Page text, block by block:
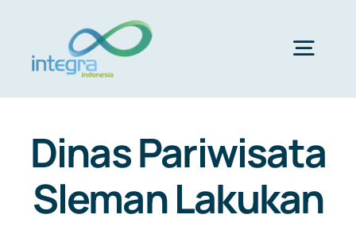
content
Dinas Pariwisata
Sleman Lakukan